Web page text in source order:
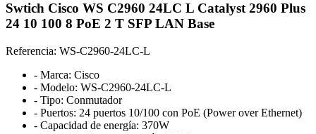
Swtich Cisco WS C2960 24LC L Catalyst 2960 Plus
24 10 100 8 PoE 2 T SFP LAN Base
Referencia: WS-C2960-24LC-L
- Marca: Cisco
- Modelo: WS-C2960-24LC-L
- Tipo: Conmutador
- Puertos: 24 puertos 10/100 con PoE (Power over Ethernet)
- Capacidad de energía: 370W